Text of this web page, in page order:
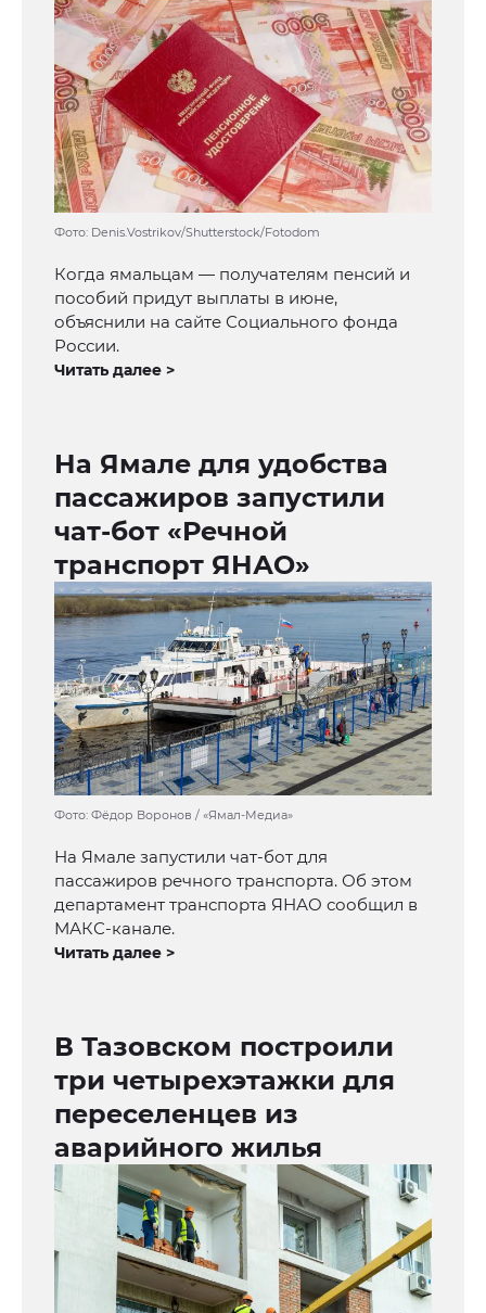
Фото: Denis.Vostrikov/Shutterstock/Fotodom
Когда ямальцам — получателям пенсий и
пособий придут выплаты в июне,
объяснили на сайте Социального фонда
России.
Читать далее >
На Ямале для удобства
пассажиров запустили
чат-бот «Речной
транспорт ЯНАО»
Фото: Фёдор Воронов / «Ямал-Медиа»
На Ямале запустили чат-бот для
пассажиров речного транспорта. Об этом
департамент транспорта ЯНАО сообщил в
МАКС-канале.
Читать далее >
В Тазовском построили
три четырехэтажки для
переселенцев из
аварийного жилья